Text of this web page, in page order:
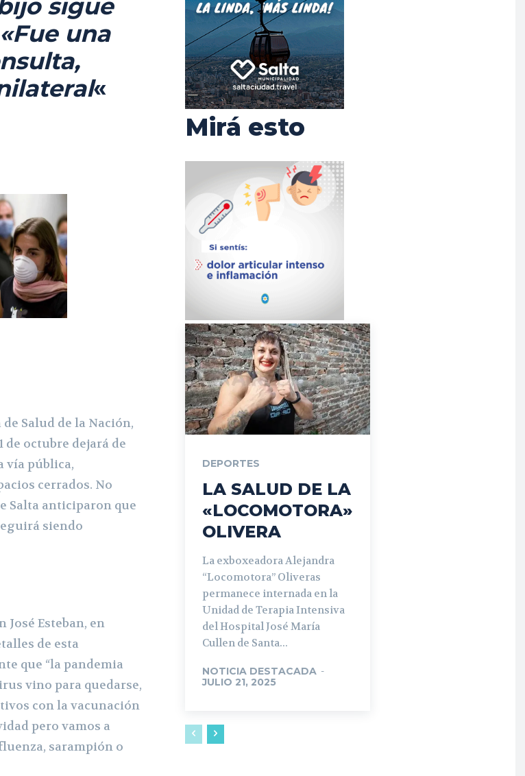
sigue
una
ilateral«
Salud de la Nación,
de octubre dejará de
vía pública,
cerrados. No
Salta anticiparon que
siendo
José Esteban, en
de esta
que “la pandemia
vino para quedarse,
con la vacunación
pero vamos a
sarampión o
Mirá esto
DEPORTES
LA SALUD DE LA
«LOCOMOTORA»
OLIVERA
La exboxeadora Alejandra
“Locomotora” Oliveras
permanece internada en la
Unidad de Terapia Intensiva
del Hospital José María
Cullen de Santa...
NOTICIA DESTACADA -
JULIO 21, 2025